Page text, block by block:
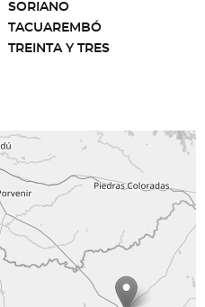
SORIANO
TACUAREMBÓ
TREINTA Y TRES